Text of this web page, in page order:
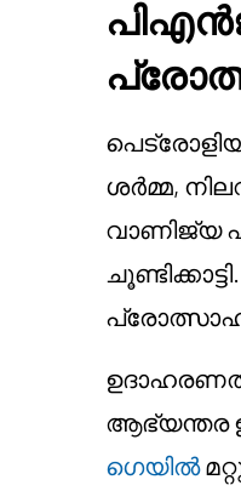
ശർമ്മ,
വാണിജ്യ
ആഭ്യന്തര
ഗെയിൽ